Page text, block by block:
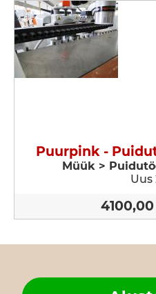
Puurpink -
Müük >
Uus